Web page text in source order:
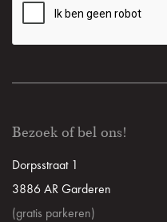
Bezoek of bel ons!
Dorpsstraat 1
3886 AR Garderen
(gratis parkeren)